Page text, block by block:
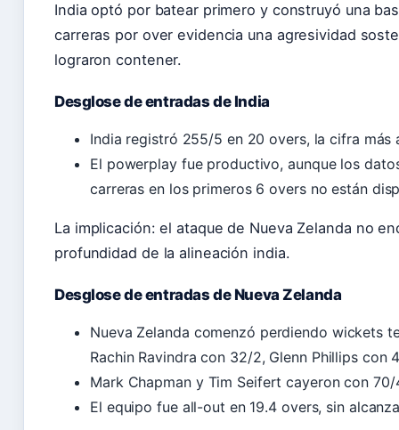
India optó por batear primero y construyó una
carreras por over evidencia una agresividad
lograron contener.
Desglose de entradas de India
India registró 255/5 en 20 overs, la cifra
El powerplay fue productivo, aunque los
carreras en los primeros 6 overs no están
La implicación: el ataque de Nueva Zelanda no
profundidad de la alineación india.
Desglose de entradas de Nueva Zelanda
Nueva Zelanda comenzó perdiendo wickets
Rachin Ravindra con 32/2, Glenn Phillips con
Mark Chapman y Tim Seifert cayeron con
El equipo fue all-out en 19.4 overs, sin